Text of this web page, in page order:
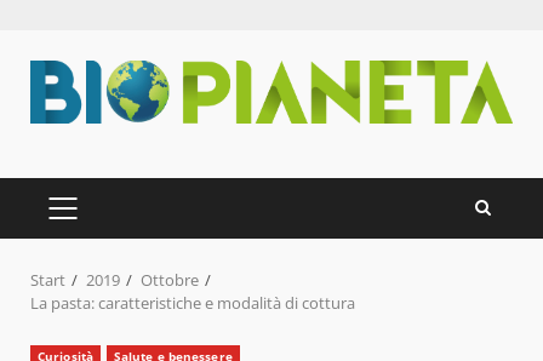
Inhalt
springen
PRIMÄRES
MENÜ
Start 2019
Ottobre
La pasta: caratteristiche e modalità di cottura
Curiosità Salute e benessere